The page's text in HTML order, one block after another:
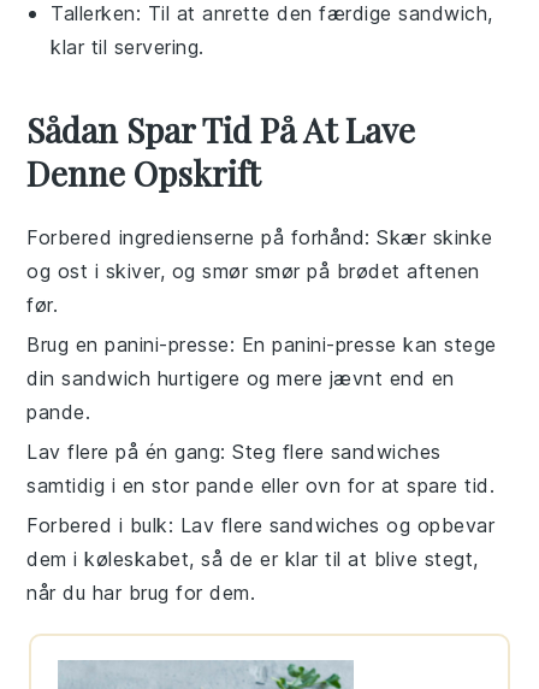
Tallerken: Til at anrette den færdige sandwich,
klar til servering.
Sådan Spar Tid På At Lave
Denne Opskrift
Forbered ingredienserne på forhånd: Skær skinke
og ost i skiver, og smør smør på brødet aftenen
før.
Brug en panini-presse: En panini-presse kan stege
dinsandwich hurtigere og mere jævnt end en
pande.
Lav flere på én gang: Steg flere sandwiches
samtidig i en stor pande eller ovn for at spare tid.
Forbered i bulk: Lav flere sandwiches og opbevar
dem i køleskabet, så de er klar til at blive stegt,
når du har brug for dem.